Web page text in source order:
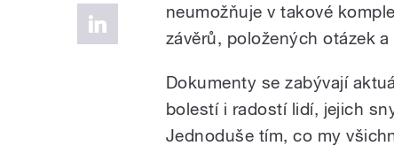
neumožňuje v takové
závěrů, položených otázek
Dokumenty se zabývají
bolestí i radostí lidí, jejich
Jednoduše tím, co my